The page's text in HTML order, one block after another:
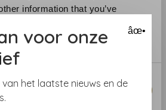
information that you’ve
Masureel behang Scene
Copper - ZON204
âœ•
voor onze
het laatste nieuws en de